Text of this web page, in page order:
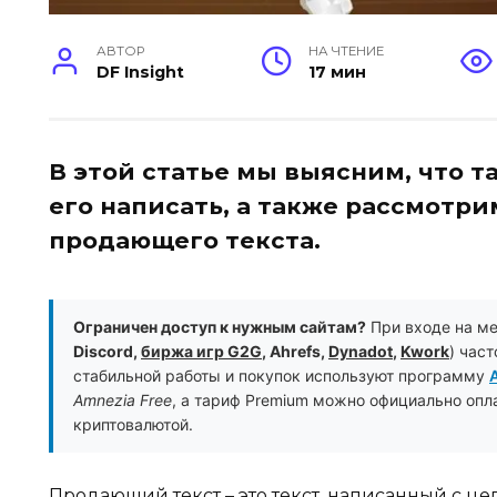
АВТОР
DF Insight
НА ЧТЕНИЕ
17 мин
В этой статье мы выясним, что
его написать, а также
продающего текста.
Ограничен доступ к нужным сайтам? При входе на
Discord, биржа игр G2G, Ahrefs, Dynadot, Kwork)
стабильной работы и покупок используют программу
Amnezia Free, а тариф Premium можно официально
криптовалютой.